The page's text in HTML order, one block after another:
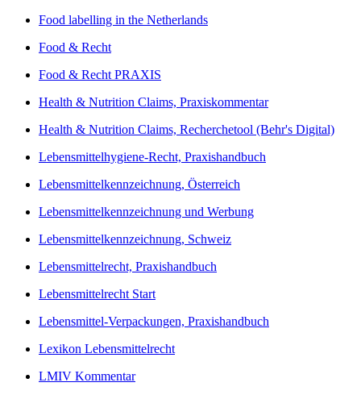
Food labelling in the Netherlands
Food & Recht
Food & Recht PRAXIS
Health & Nutrition Claims, Praxiskommentar
Health & Nutrition Claims, Recherchetool (Behr's Digital)
Lebensmittelhygiene-Recht, Praxishandbuch
Lebensmittelkennzeichnung, Österreich
Lebensmittelkennzeichnung und Werbung
Lebensmittelkennzeichnung, Schweiz
Lebensmittelrecht, Praxishandbuch
Lebensmittelrecht Start
Lebensmittel-Verpackungen, Praxishandbuch
Lexikon Lebensmittelrecht
LMIV Kommentar